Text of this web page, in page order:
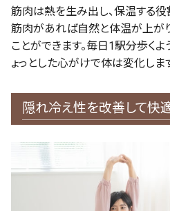
筋肉は熱を生み出し、保温する
筋肉があれば自然と体温が上が
ことができます。毎日1駅分歩くよ
ょっとした心がけで体は変化しま
隠れ冷え性を改善して快